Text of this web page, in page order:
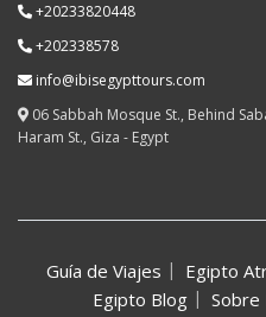
+20233820448
+202338578
info@ibisegypttours.com
06 Sabbah Mosque St., Behind
Haram St., Giza - Egypt
Guía de Viajes Egipto
Egipto Blog